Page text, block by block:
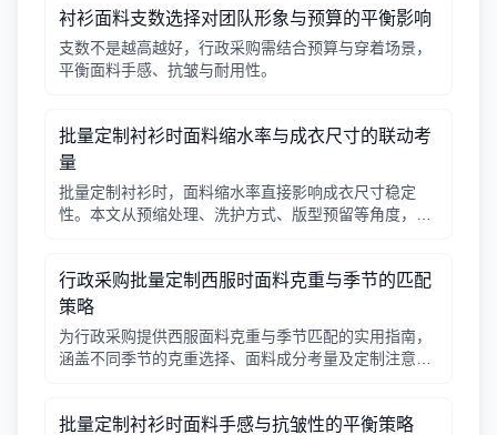
衬衫面料支数选择对团队形象与预算的平衡影响
支数不是越高越好，行政采购需结合预算与穿着场景，
平衡面料手感、抗皱与耐用性。
批量定制衬衫时面料缩水率与成衣尺寸的联动考
量
批量定制衬衫时，面料缩水率直接影响成衣尺寸稳定
性。本文从预缩处理、洗护方式、版型预留等角度，帮
行政采购批量定制西服时面料克重与季节的匹配
策略
为行政采购提供西服面料克重与季节匹配的实用指南，
涵盖不同季节的克重选择、面料成分考量及定制注意事
批量定制衬衫时面料手感与抗皱性的平衡策略